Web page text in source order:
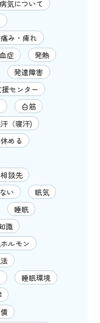
病気について
痛み・痺れ
症
発熱
発達障害
センター
白筋
（寝汗)
める
相談先
い
眠気
睡眠
識
ルモン
睡眠環境